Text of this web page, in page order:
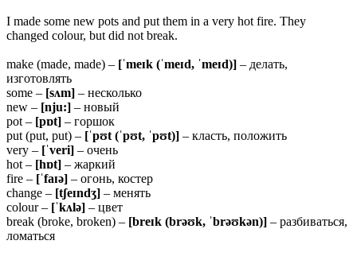
I made some new pots and put them in a very hot fire. They
changed colour, but did not break.
make (made, made) – [ˈmeɪk (ˈmeɪd, ˈmeɪd)] – делать,
изготовлять
some – [sʌm] – несколько
new – [nju:] – новый
pot – [pɒt] – горшок
put (put, put) – [ˈpʊt (ˈpʊt, ˈpʊt)] – класть, положить
very – [ˈveri] – очень
hot – [hɒt] – жаркий
fire – [ˈfaɪə] – огонь, костер
change – [tʃeɪndʒ] – менять
colour – [ˈkʌlə] – цвет
break (broke, broken) – [breɪk (brəʊk, ˈbrəʊkən)] – разбиваться,
ломаться